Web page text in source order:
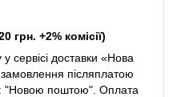
грн. +2% комісії)
сервісі доставки «Нова
післяплатою
"Новою поштою". Оплата